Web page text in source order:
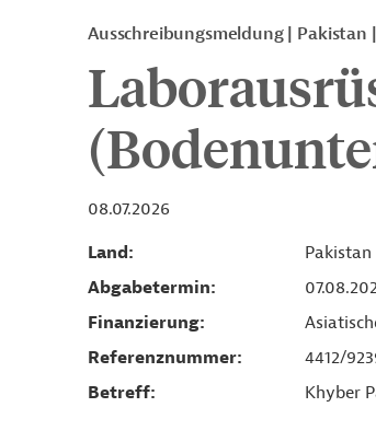
Ausschreibungsmeldung Pakistan
08.07.2026
Land
Pakistan
Abgabetermin
Finanzierung
Referenznummer
4412/
Betreff
Khyber